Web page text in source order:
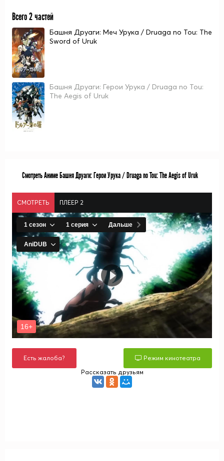
Всего 2 частей
Башня Друаги: Меч Урука / Druaga no Tou: The
Sword of Uruk
Башня Друаги: Герои Урука / Druaga no Tou:
The Aegis of Uruk
Смотреть Аниме Башня Друаги: Герои Урука / Druaga no Tou: The Aegis of Uruk
СМОТРЕТЬ ПЛЕЕР 2
Есть жалоба?
Режим кинотеатра
Рассказать друзьям